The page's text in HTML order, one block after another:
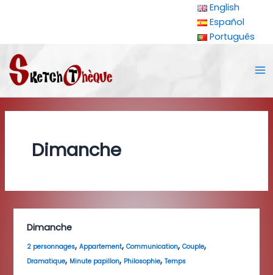
English
Español
Português
Dimanche
Dimanche
2 personnages,Appartement,Communication,Couple,
Dramatique, Minute papillon, Philosophie,Temps